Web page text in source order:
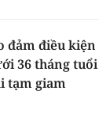
đảm điều kiện
36 tháng tuổi
tạm giam